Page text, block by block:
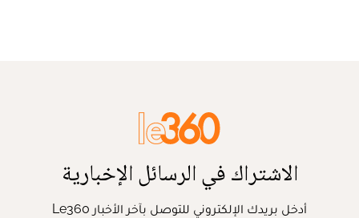
الاشتراك في الرسائل الإخبارية
أدخل بريدك الإلكتروني للتوصل بآخر الأخبار Le360